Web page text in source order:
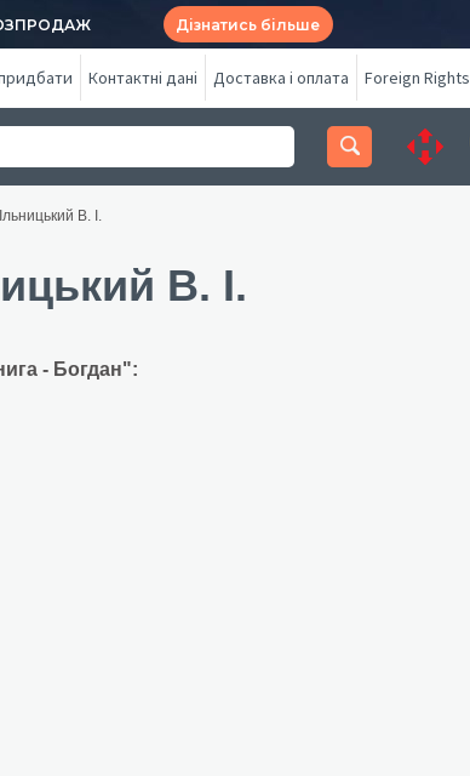
Дізнатись більше
Контактні дані Доставка і оплата Foreign Rights
Ільницький В. І.
В. І.
- Богдан":